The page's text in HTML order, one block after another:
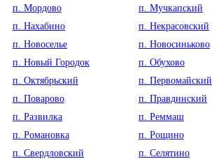
п. Мордово
п. Мучкапский
п. Нахабино
п. Некрасовский
п. Новоселье
п. Новосиньково
п. Новый Городок
п. Обухово
п. Октябрьский
п. Первомайский
п. Поварово
п. Правдинский
п. Развилка
п. Реммаш
п. Романовка
п. Рощино
п. Свердловский
п. Селятино